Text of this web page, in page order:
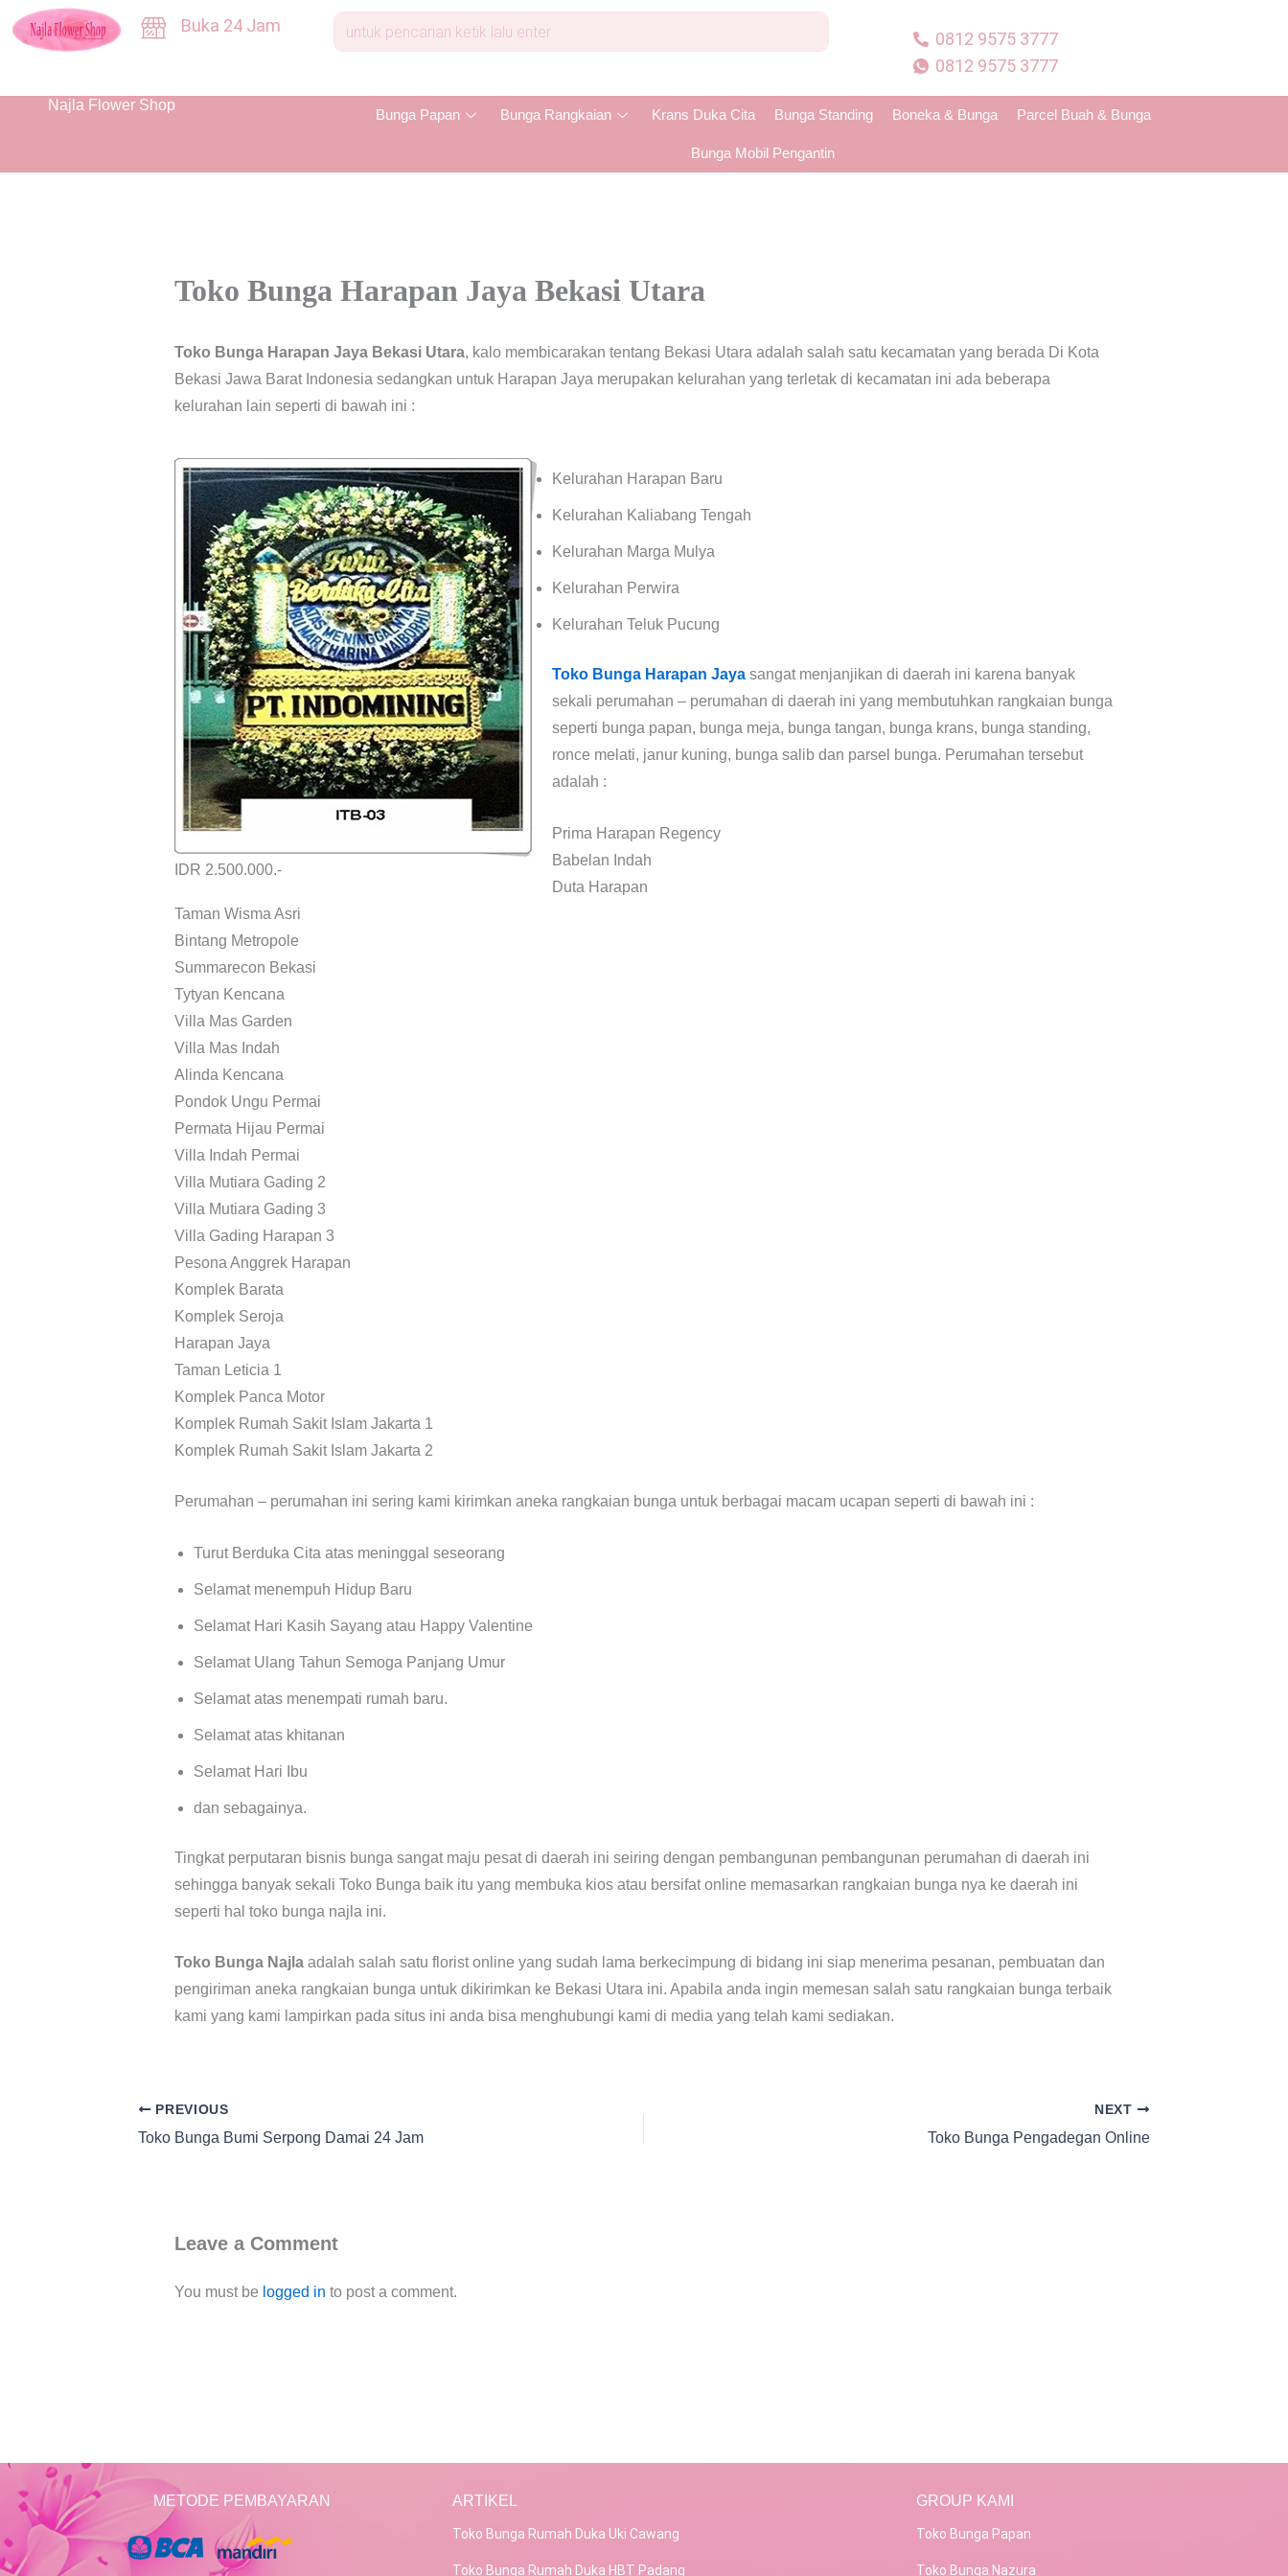
Skip
Buka 24 Jam
0812 9575 3777
0812 9575 3777
Najla Flower Shop
Bunga Papan Bunga Rangkaian Krans Duka Cita Bunga Standing Boneka & Bunga Parcel Buah & Bunga
Bunga Mobil Pengantin
Toko Bunga Harapan Jaya Bekasi Utara
Toko Bunga Harapan Jaya Bekasi Utara, kalo membicarakan tentang Bekasi Utara adalah salah satu kecamatan yang berada Di Kota
Bekasi Jawa Barat Indonesia sedangkan untuk Harapan Jaya merupakan kelurahan yang terletak di kecamatan ini ada beberapa
kelurahan lain seperti di bawah ini :
IDR 2.500.000.-
Kelurahan Harapan Baru
Kelurahan Kaliabang Tengah
Kelurahan Marga Mulya
Kelurahan Perwira
Kelurahan Teluk Pucung
Toko Bunga Harapan Jaya sangat menjanjikan di daerah ini karena banyak
sekali perumahan – perumahan di daerah ini yang membutuhkan rangkaian bunga
seperti bunga papan, bunga meja, bunga tangan, bunga krans, bunga standing,
ronce melati, janur kuning, bunga salib dan parsel bunga. Perumahan tersebut
adalah :
Prima Harapan Regency
Babelan Indah
Duta Harapan
Taman Wisma Asri
Bintang Metropole
Summarecon Bekasi
Tytyan Kencana
Villa Mas Garden
Villa Mas Indah
Alinda Kencana
Pondok Ungu Permai
Permata Hijau Permai
Villa Indah Permai
Villa Mutiara Gading 2
Villa Mutiara Gading 3
Villa Gading Harapan 3
Pesona Anggrek Harapan
Komplek Barata
Komplek Seroja
Harapan Jaya
Taman Leticia 1
Komplek Panca Motor
Komplek Rumah Sakit Islam Jakarta 1
Komplek Rumah Sakit Islam Jakarta 2
Perumahan – perumahan ini sering kami kirimkan aneka rangkaian bunga untuk berbagai macam ucapan seperti di bawah ini :
Turut Berduka Cita atas meninggal seseorang
Selamat menempuh Hidup Baru
Selamat Hari Kasih Sayang atau Happy Valentine
Selamat Ulang Tahun Semoga Panjang Umur
Selamat atas menempati rumah baru.
Selamat atas khitanan
Selamat Hari Ibu
dan sebagainya.
Tingkat perputaran bisnis bunga sangat maju pesat di daerah ini seiring dengan pembangunan pembangunan perumahan di daerah ini
sehingga banyak sekali Toko Bunga baik itu yang membuka kios atau bersifat online memasarkan rangkaian bunga nya ke daerah ini
seperti hal toko bunga najla ini.
Toko Bunga Najla adalah salah satu florist online yang sudah lama berkecimpung di bidang ini siap menerima pesanan, pembuatan dan
pengiriman aneka rangkaian bunga untuk dikirimkan ke Bekasi Utara ini. Apabila anda ingin memesan salah satu rangkaian bunga terbaik
kami yang kami lampirkan pada situs ini anda bisa menghubungi kami di media yang telah kami sediakan.
PREVIOUS
Toko Bunga Bumi Serpong Damai 24 Jam
NEXT
Toko Bunga Pengadegan Online
Leave a Comment
You must be logged in to post a comment.
METODE PEMBAYARAN ARTIKEL
Toko Bunga Rumah Duka Uki Cawang
Toko Bunga Rumah Duka HBT Padang
GROUP KAMI
Toko Bunga Papan
Toko Bunga Nazura